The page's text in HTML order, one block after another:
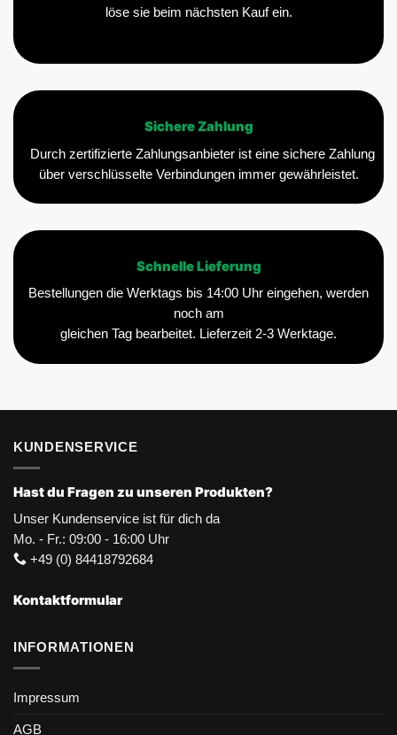
löse sie beim nächsten Kauf ein.
Sichere Zahlung
Durch zertifizierte Zahlungsanbieter ist eine sichere Zahlung
über verschlüsselte Verbindungen immer gewährleistet.
Schnelle Lieferung
Bestellungen die Werktags bis 14:00 Uhr eingehen, werden
noch am
gleichen Tag bearbeitet. Lieferzeit 2-3 Werktage.
KUNDENSERVICE
Hast du Fragen zu unseren Produkten?
Unser Kundenservice ist für dich da
Mo. - Fr.: 09:00 - 16:00 Uhr
+49 (0) 84418792684
Kontaktformular
INFORMATIONEN
Impressum
AGB